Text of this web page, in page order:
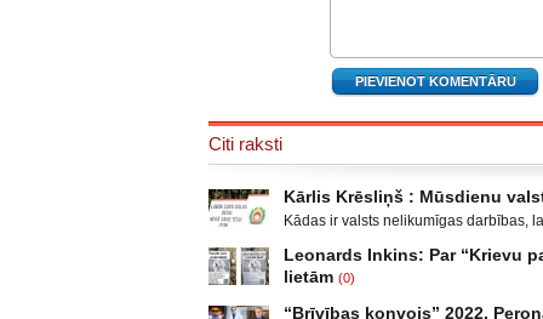
Citi raksti
Kārlis Krēsliņš : Mūsdienu
Kādas ir valsts nelikumīgas darbības,
Krievijas un ar to aizstāvēšanu
un izveidot militāro konfliktu Doņeckas
neatgādina to, kā attīstījās notikumi
Leonards Inkins: Par “Krievu
lietām (0)
“Brīvības konvojs” 2022,